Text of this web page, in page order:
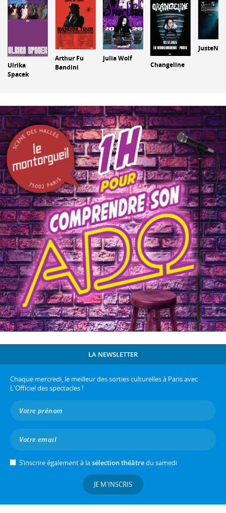
Ulrika
Spacek
Arthur Fu
Bandini
Julia Wolf
Changeline
LA NEWSLETTER
Chaque mercredi, le meilleur des sorties culturelles à Paris avec
L'Officiel des spectacles !
S’inscrire également à lasélection théâtredu samedi
JE M'INSCRIS